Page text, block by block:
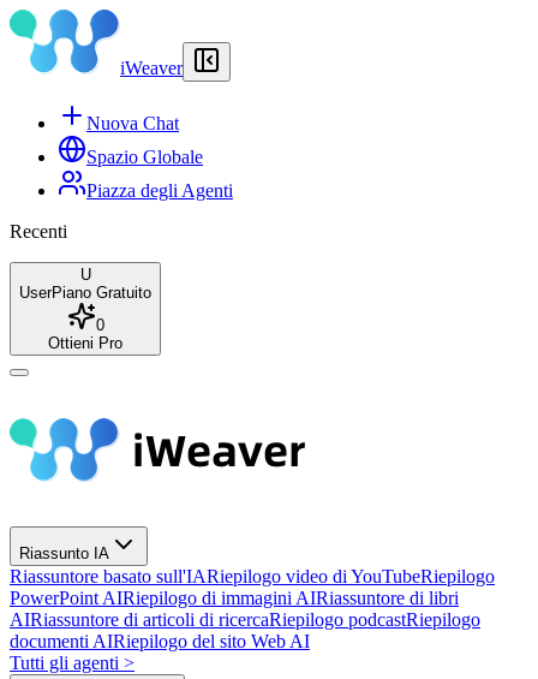
iWeaver
Nuova Chat
Spazio Globale
Piazza degli Agenti
Recenti
U
UserPiano Gratuito
0
Ottieni Pro
Riassunto IA
Riassuntore basato sull'IARiepilogo video di YouTubeRiepilogo
PowerPoint AIRiepilogo di immagini AIRiassuntore di libri
AIRiassuntore di articoli di ricercaRiepilogo podcastRiepilogo
documenti AIRiepilogo del sito Web AI
Tutti gli agenti >